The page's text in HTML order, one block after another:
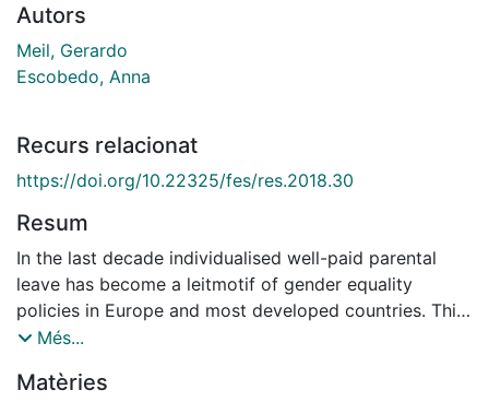
Autors
Meil, Gerardo
Escobedo, Anna
Recurs relacionat
https://doi.org/10.22325/fes/res.2018.30
Resum
In the last decade individualised well-paid parental
leave has become a leitmotif of gender equality
policies in Europe and most developed countries. This
special issue aims to summarise present knowledge
sociological debate from the gender equality
Més...
Matèries